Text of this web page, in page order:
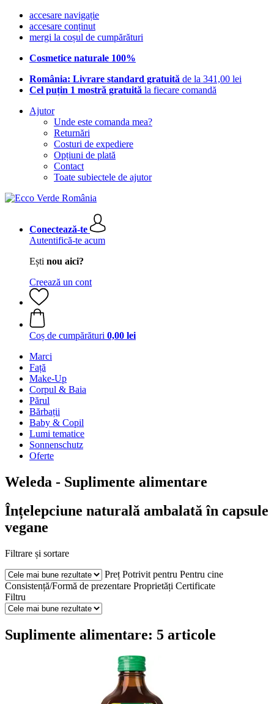
accesare navigație
accesare conținut
mergi la coșul de cumpărături
Cosmetice naturale 100%
România: Livrare standard gratuită de la 341,00 lei
Cel puțin 1 mostră gratuită la fiecare comandă
Ajutor
Unde este comanda mea?
Returnări
Costuri de expediere
Opțiuni de plată
Contact
Toate subiectele de ajutor
Conectează-te
Autentifică-te acum
Ești nou aici?
Creează un cont
Coș de cumpărături 0,00 lei
Marci
Față
Make-Up
Corpul & Baia
Părul
Bărbații
Baby & Copil
Lumi tematice
Sonnenschutz
Oferte
Weleda - Suplimente alimentare
Înțelepciune naturală ambalată în capsule
vegane
Filtrare și sortare
Preț Potrivit pentru Pentru cine
Consistență/Formă de prezentare Proprietăți Certificate
Filtru
Suplimente alimentare: 5 articole